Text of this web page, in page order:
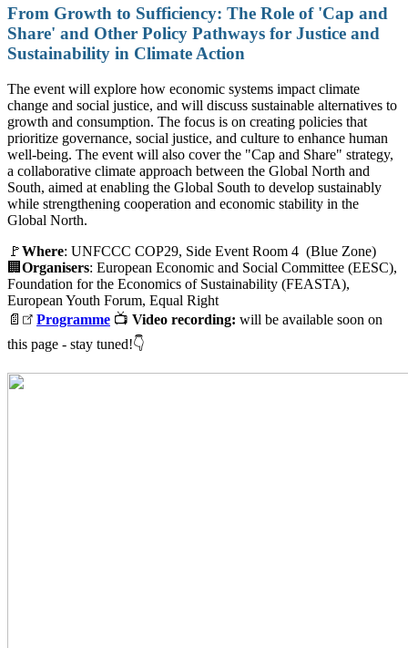
From Growth to Sufficiency: The Role of 'Cap and
Share' and Other Policy Pathways for Justice and
Sustainability in Climate Action
The event will explore how economic systems impact climate
change and social justice, and will discuss sustainable alternatives to
growth and consumption. The focus is on creating policies that
prioritize governance, social justice, and culture to enhance human
well-being. The event will also cover the "Cap and Share" strategy,
a collaborative climate approach between the Global North and
South, aimed at enabling the Global South to develop sustainably
while strengthening cooperation and economic stability in the
Global North.
🚩Where: UNFCCC COP29, Side Event Room 4 (Blue Zone)
🏢 Organisers: European Economic and Social Committee (EESC),
Foundation for the Economics of Sustainability (FEASTA),
European Youth Forum, Equal Right
📄
Programme 📺 Video recording: will be available soon on
this page - stay tuned!👇